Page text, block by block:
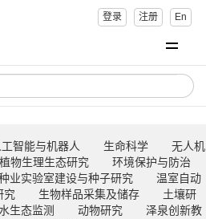
登录 注册 En
工智能与机器人 生命科学
无人机
植物生理生态研究
环境保护与防治
业实验室建设与种子研究
温室自动
究 生物样品采集及储存
土壤研
生态监测 动物研究
泽泉创新教